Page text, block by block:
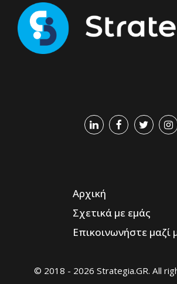
Αρχική
Σχετικά με εμάς
Επικοινωνήστε μαζί
© 2018 - 2026 Strategia.GR. All